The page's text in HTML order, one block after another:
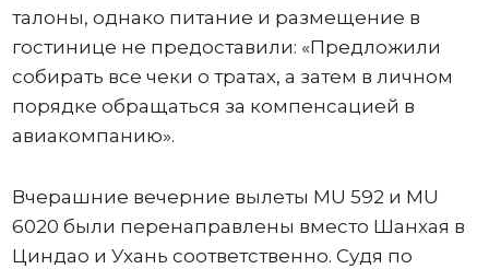
талоны, однако питание и размещение в
гостинице не предоставили: «Предложили
собирать все чеки о тратах, а затем в личном
порядке обращаться за компенсацией в
авиакомпанию».
Вчерашние вечерние вылеты MU 592 и MU
6020 были перенаправлены вместо Шанхая в
Циндао и Ухань соответственно. Судя по